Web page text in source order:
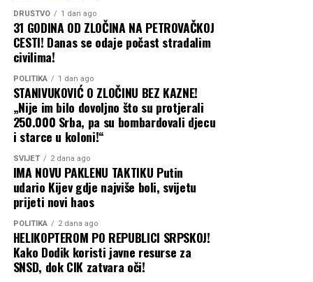
Kako navodi Milanović, kada su shvatili da nemaju
argumente, predstavnici SNSD-a su promijenili priču i
tvrdili da je projekat trebao biti urađen iz okvira projekta
“Voda 3” preko EBRD-a — što je, takođe, potpuna
neistina.
“Opet sam im objasnio da
se iz projekta ‘Voda 3’ na
tom području radilo
sljedeće:
Šargovac– ulica
DRUŠTVO 1 dan ago
31 GODINA OD ZLOČINA NA PETROVAČKOJ
CESTI! Danas se odaje počast stradalim
civilima!
POLITIKA 1 dan ago
STANIVUKOVIĆ O ZLOČINU BEZ KAZNE!
„Nije im bilo dovoljno što su protjerali
250.000 Srba, pa su bombardovali djecu
i starce u koloni!“
SVIJET 2 dana ago
IMA NOVU PAKLENU TAKTIKU Putin
udario Kijev gdje najviše boli, svijetu
prijeti novi haos
POLITIKA 2 dana ago
HELIKOPTEROM PO REPUBLICI SRPSKOJ!
Kako Dodik koristi javne resurse za
SNSD, dok CIK zatvara oči!